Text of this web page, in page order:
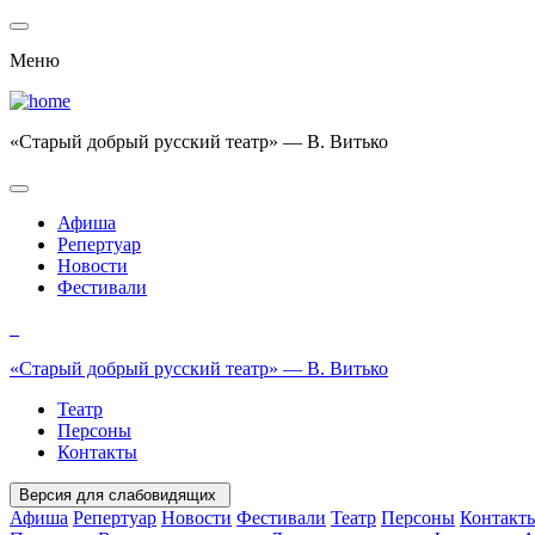
Меню
«Старый добрый русский театр» — В. Витько
Афиша
Репертуар
Новости
Фестивали
«Старый добрый русский театр» — В. Витько
Театр
Персоны
Контакты
Версия для слабовидящих
Афиша Репертуар Новости Фестивали Театр Персоны